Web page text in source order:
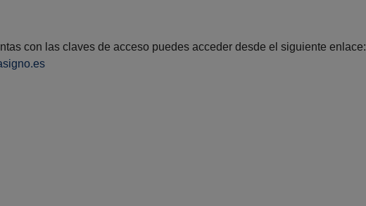
con las claves de acceso puedes acceder desde el siguiente enlace: